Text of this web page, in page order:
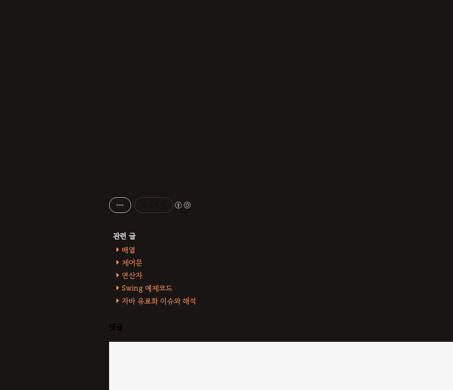
배열
제어문
연산자
Swing 예제코드
자바 유료화 이슈와 해석
댓글